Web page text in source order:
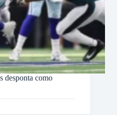
desponta como